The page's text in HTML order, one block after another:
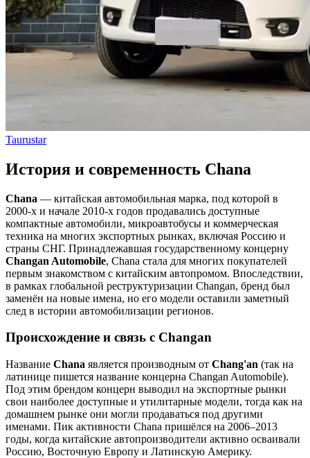
Taurustar
История и современность Chana
Chana — китайская автомобильная марка, под которой в
2000-х и начале 2010-х годов продавались доступные
компактные автомобили, микроавтобусы и коммерческая
техника на многих экспортных рынках, включая Россию и
страны СНГ. Принадлежавшая государственному концерну
Changan Automobile, Chana стала для многих покупателей
первым знакомством с китайским автопромом. Впоследствии,
в рамках глобальной реструктуризации Changan, бренд был
заменён на новые имена, но его модели оставили заметный
след в истории автомобилизации регионов.
Происхождение и связь с Changan
Название Chana является производным от Chang'an (так на
латинице пишется название концерна Changan Automobile).
Под этим брендом концерн выводил на экспортные рынки
свои наиболее доступные и утилитарные модели, тогда как на
домашнем рынке они могли продаваться под другими
именами. Пик активности Chana пришёлся на 2006–2013
годы, когда китайские автопроизводители активно осваивали
Россию, Восточную Европу и Латинскую Америку.